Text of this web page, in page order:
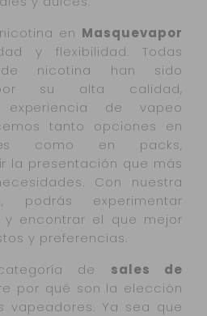
en Masquevapor
y flexibilidad. Todas
nicotina han sido
por su alta calidad,
experiencia de vapeo
tanto opciones en
como en packs,
la presentación que más
Con nuestra
podrás experimentar
y encontrar el que mejor
y preferencias.
de sales de
por qué son la elección
vapeadores. Ya sea que